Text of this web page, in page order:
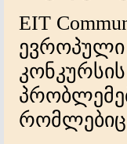
EIT
ევროპული
რომლებიც